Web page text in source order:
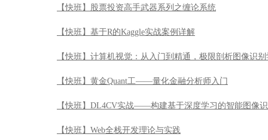
【快班】股票投资高手武器系列之缠论系统
【快班】基于R的Kaggle实战案例详解
【快班】计算机视觉：从入门到精通，极限剖析图像识
【快班】黄金Quant工——量化金融分析师入门
【快班】DL4CV实战——构建基于深度学习的智能图像
【快班】Web全栈开发理论与实践